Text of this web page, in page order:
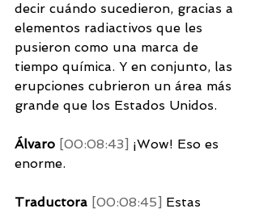
decir cuándo sucedieron, gracias a
elementos radiactivos que les
pusieron como una marca de
tiempo química. Y en conjunto, las
erupciones cubrieron un área más
grande que los Estados Unidos.
Álvaro [00:08:43] ¡Wow! Eso es
enorme.
Traductora [00:08:45] Estas